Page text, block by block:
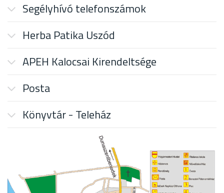
Segélyhívó telefonszámok
Herba Patika Uszód
APEH Kalocsai Kirendeltsége
Posta
Könyvtár - Teleház